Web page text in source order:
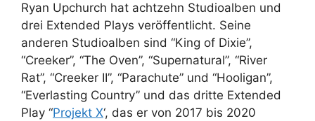
Ryan Upchurch hat achtzehn Studioalben und
drei Extended Plays veröffentlicht. Seine
anderen Studioalben sind “King of Dixie”,
“Creeker”, “The Oven”, “Supernatural”, “River
Rat”, “Creeker II”, “Parachute” und “Hooligan”,
“Everlasting Country” und das dritte Extended
Play “Projekt X‘, das er von 2017 bis 2020